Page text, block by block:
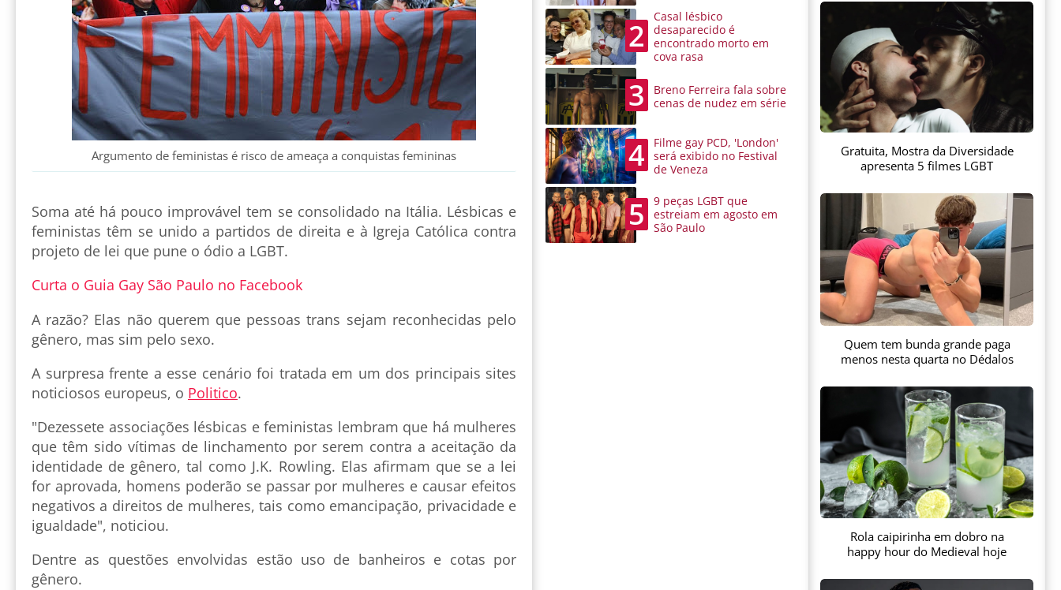
Argumento de feministas é risco de ameaça a conquistas femininas
Soma até há pouco improvável tem se consolidado na Itália. Lésbicas e
feministas têm se unido a partidos de direita e à Igreja Católica contra
projeto de lei que pune o ódio a LGBT.
Curta o Guia Gay São Paulo no Facebook
A razão? Elas não querem que pessoas trans sejam reconhecidas pelo
gênero, mas sim pelo sexo.
A surpresa frente a esse cenário foi tratada em um dos principais sites
noticiosos europeus, o Politico.
"Dezessete associações lésbicas e feministas lembram que há mulheres
que têm sido vítimas de linchamento por serem contra a aceitação da
identidade de gênero, tal como J.K. Rowling. Elas afirmam que se a lei
for aprovada, homens poderão se passar por mulheres e causar efeitos
negativos a direitos de mulheres, tais como emancipação, privacidade e
igualdade", noticiou.
Dentre as questões envolvidas estão uso de banheiros e cotas por
gênero.
2
Casal lésbico
desaparecido é
encontrado morto em
cova rasa
3
Breno Ferreira fala sobre
cenas de nudez em série
4
Filme gay PCD, 'London'
será exibido no Festival
de Veneza
5
9 peças LGBT que
estreiam em agosto em
São Paulo
Gratuita, Mostra da Diversidade
apresenta 5 filmes LGBT
Quem tem bunda grande paga
menos nesta quarta no Dédalos
Rola caipirinha em dobro na
happy hour do Medieval hoje